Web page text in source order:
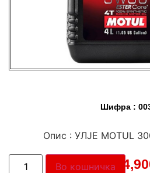
Шифра :
Опис : УЛЈЕ MOTUL
Цена:
Во кошничка